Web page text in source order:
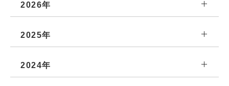
2026年
2025年
2024年